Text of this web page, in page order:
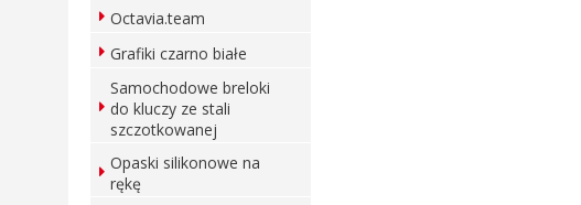
Octavia.team
Grafiki czarno białe
Samochodowe breloki
do kluczy ze stali
szczotkowanej
Opaski silikonowe na
rękę